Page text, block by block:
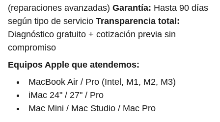
(reparaciones avanzadas) Garantía: Hasta 90 días
según tipo de servicio Transparencia total:
Diagnóstico gratuito + cotización previa sin
compromiso
Equipos Apple que atendemos:
MacBook Air / Pro (Intel, M1, M2, M3)
iMac 24" / 27" / Pro
Mac Mini / Mac Studio / Mac Pro